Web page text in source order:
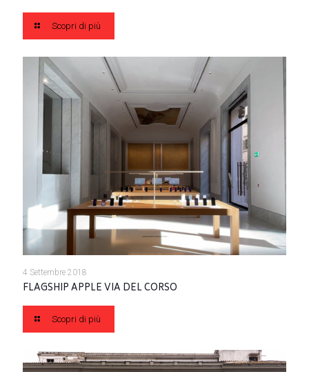
Scopri di più
4 Settembre 2018
FLAGSHIP APPLE VIA DEL CORSO
Scopri di più